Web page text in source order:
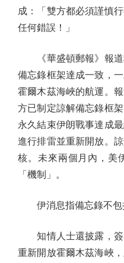
成：「雙方都必須謹慎
任何錯誤！」
《華盛頓郵報》報道
備忘錄框架達成一致，
霍爾木茲海峽的航運。
方已制定諒解備忘錄框
永久結束伊朗戰事達成
進行排雷並重新開放。
核。未來兩個月內，美
「機制」。
伊消息指備忘錄不包
知情人士還披露，簽
重新開放霍爾木茲海峽